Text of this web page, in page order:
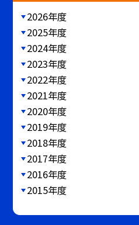
2026年度
2025年度
2024年度
2023年度
2022年度
2021年度
2020年度
2019年度
2018年度
2017年度
2016年度
2015年度